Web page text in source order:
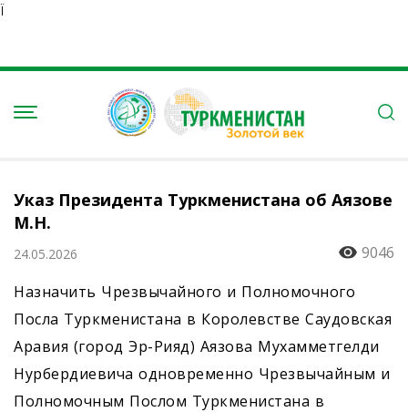
Ï
Указ Президента Туркменистана об Аязове
М.Н.
24.05.2026
9046
Назначить Чрезвычайного и Полномочного
Посла Туркменистана в Королевстве Саудовская
Аравия (город Эр-Рияд) Аязова Мухамметгелди
Нурбердиевича одновременно Чрезвычайным и
Полномочным Послом Туркменистана в